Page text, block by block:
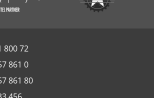
800 72
861 0
861 80